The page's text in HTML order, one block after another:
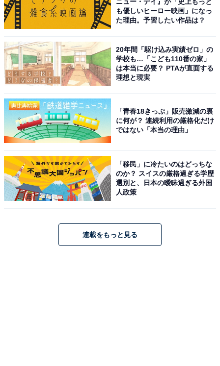
こちらもおすすめ
職場で配りたい「長崎県のお土産」ランキン
グ！ 2位「ぽると」を抑えた1位は？ 【2025年
調査】
も優しいヒーロー映画」になっ
た理由。予習したい作品は？
20年間「駆け込み実績ゼロ」の
学校も…「こども110番の家」
は本当に必要？ PTAが直面する
理想と現実
「青春18きっぷ」販売激減の裏
に何が？ 連続利用の厳格化だけ
ではない「本当の理由」
「移民」に冷たいのはどっちな
のか？ スイスの厳格過ぎる学歴
選別と、日本の曖昧過ぎる外国
人政策
連載をもっと見る